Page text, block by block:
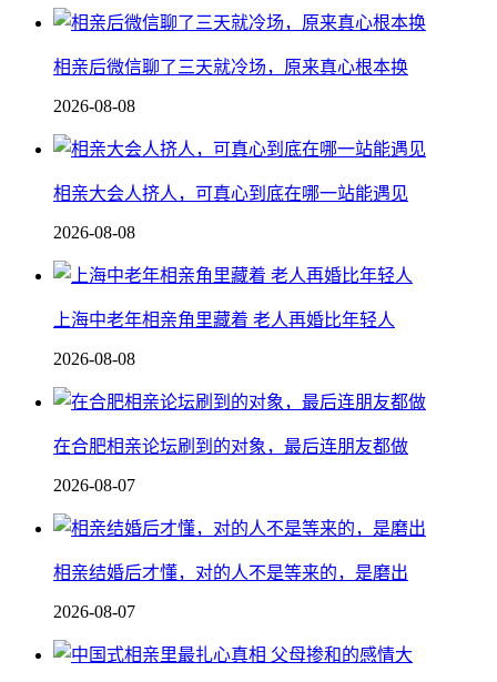
相亲后微信聊了三天就冷场，原来真心根本换
2026-08-08
相亲大会人挤人，可真心到底在哪一站能遇见
2026-08-08
上海中老年相亲角里藏着 老人再婚比年轻人
2026-08-08
在合肥相亲论坛刷到的对象，最后连朋友都做
2026-08-07
相亲结婚后才懂，对的人不是等来的，是磨出
2026-08-07